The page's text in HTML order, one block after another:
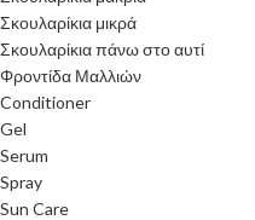
Σκουλαρίκια μικρά
Σκουλαρίκια πάνω στο αυτί
Φροντίδα Μαλλιών
Conditioner
Gel
Serum
Spray
Sun Care